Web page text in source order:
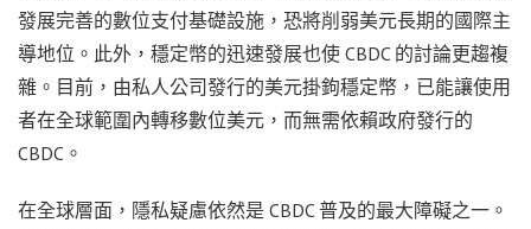
發展完善的數位支付基礎設施，恐將削弱美元長期的國際主
導地位。此外，穩定幣的迅速發展也使 CBDC 的討論更趨複
雜。目前，由私人公司發行的美元掛鉤穩定幣，已能讓使用
者在全球範圍內轉移數位美元，而無需依賴政府發行的
CBDC。
在全球層面，隱私疑慮依然是 CBDC 普及的最大障礙之一。